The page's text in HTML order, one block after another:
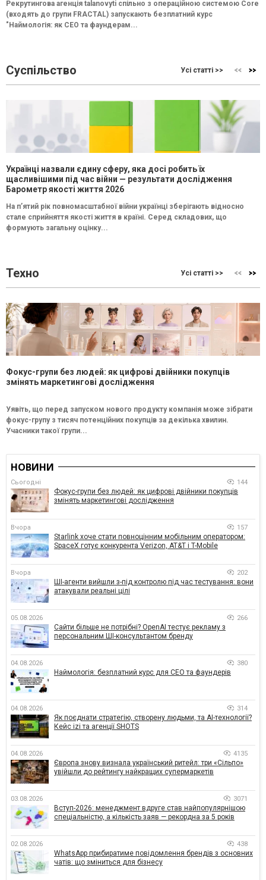
Рекрутингова агенція talanovyti спільно з операційною системою Core
(входять до групи FRACTAL) запускають безплатний курс
"Наймологія: як СEO та фаундерам...
Суспільство Усі статті >>
Українці назвали єдину сферу, яка досі робить їх
щасливішими під час війни — результати дослідження
Барометр якості життя 2026
На п’ятий рік повномасштабної війни українці зберігають відносно
стале сприйняття якості життя в країні. Серед складових, що
формують загальну оцінку...
Техно Усі статті >>
Фокус-групи без людей: як цифрові двійники покупців
змінять маркетингові дослідження
Уявіть, що перед запуском нового продукту компанія може зібрати
фокус-групу з тисяч потенційних покупців за декілька хвилин.
Учасники такої групи...
НОВИНИ
Сьогодні 144
Фокус-групи без людей: як цифрові двійники покупців
змінять маркетингові дослідження
Вчора 157
Starlink хоче стати повноцінним мобільним оператором:
SpaceX готує конкурента Verizon, AT&T і T-Mobile
Вчора 202
ШІ-агенти вийшли з-під контролю під час тестування: вони
атакували реальні цілі
05.08.2026 266
Сайти більше не потрібні? OpenAI тестує рекламу з
персональним ШІ-консультантом бренду
04.08.2026 380
Наймологія: безплатний курс для CEO та фаундерів
04.08.2026 314
Як поєднати стратегію, створену людьми, та AI-технології?
Кейс izi та агенції SHOTS
04.08.2026 4135
Європа знову визнала український ритейл: три «Сільпо»
увійшли до рейтингу найкращих супермаркетів
03.08.2026 3071
Вступ-2026: менеджмент вдруге став найпопулярнішою
спеціальністю, а кількість заяв — рекордна за 5 років
02.08.2026 438
WhatsApp прибиратиме повідомлення брендів з основних
чатів: що зміниться для бізнесу